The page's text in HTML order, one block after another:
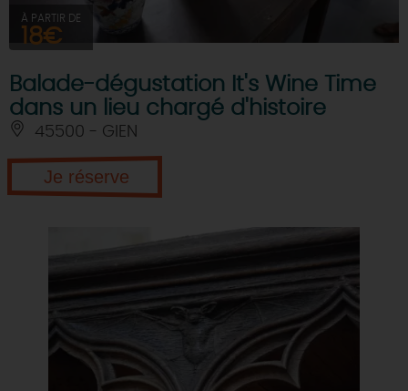
À PARTIR DE
18€
Balade-dégustation It's Wine Time
dans un lieu chargé d'histoire
45500 - GIEN
Je réserve